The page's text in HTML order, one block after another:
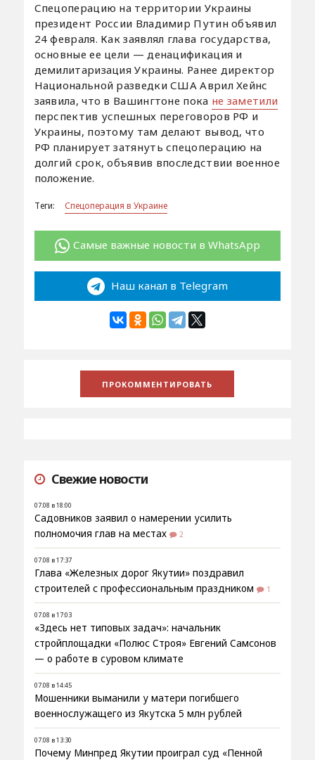
Спецоперацию на территории Украины
президент России Владимир Путин объявил
24 февраля. Как заявлял глава государства,
основные ее цели — денацификация и
демилитаризация Украины. Ранее директор
Национальной разведки США Аврил Хейнс
заявила, что в Вашингтоне пока не заметили
перспектив успешных переговоров РФ и
Украины, поэтому там делают вывод, что
РФ планирует затянуть спецоперацию на
долгий срок, объявив впоследствии военное
положение.
Теги: Спецоперация в Украине
Самые важные новости в WhatsApp
Наш канал в Telegram
Свежие новости
07.08 в 18:00
Садовников заявил о намерении усилить
полномочия глав на местах
2
07.08 в 17:37
Глава «Железных дорог Якутии» поздравил
строителей с профессиональным праздником
1
07.08 в 17:03
«Здесь нет типовых задач»: начальник
стройплощадки «Полюс Строя» Евгений Самсонов
— о работе в суровом климате
07.08 в 14:45
Мошенники выманили у матери погибшего
военнослужащего из Якутска 5 млн рублей
07.08 в 13:30
Почему Минпред Якутии проиграл суд «Пенной